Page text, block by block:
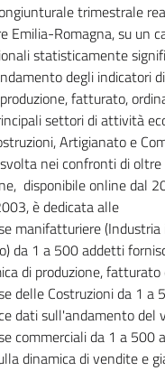
trimestrale
Emilia-Romagna, su un
statisticamente
degli indicatori
fatturato,
settori di attività
Artigianato e
svolta nei confronti di
disponibile online dal
è dedicata alle
manifatturiere (Industria
da 1 a 500 addetti
di produzione,
delle Costruzioni da 1 a
dati sull'andamento del
commerciali da 1 a 500
dinamica di vendite e